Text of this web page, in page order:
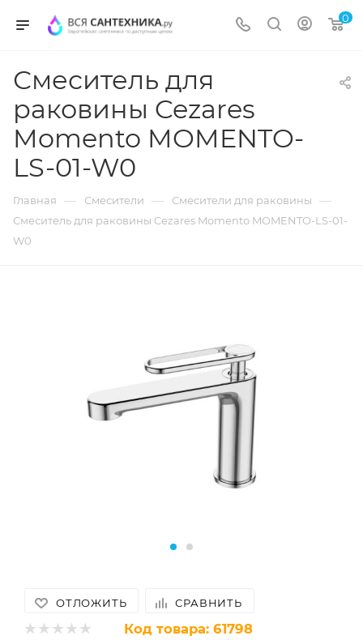
0
Смеситель для
раковины Cezares
Momento MOMENTO-
LS-01-W0
Главная — Смесители — Смесители для раковины —
Смеситель для раковины Cezares Momento MOMENTO-LS-01-
W0
ОТЛОЖИТЬ СРАВНИТЬ
Код товара: 61798